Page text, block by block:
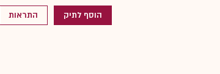
הוסף לתיק התראות